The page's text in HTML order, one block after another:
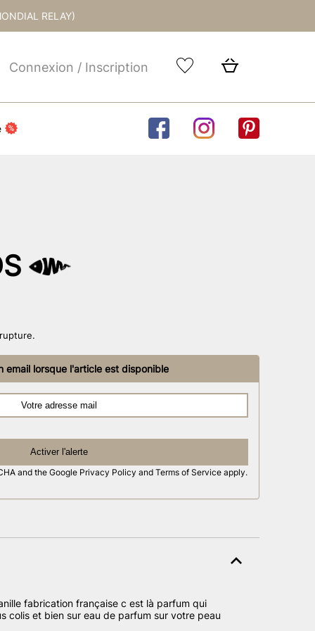
RELAY)
Connexion / Inscription
email lorsque l'article est disponible
Activer l'alerte
and the Google Privacy PolicyandTerms of Serviceapply.
fabrication française c est là parfum qui
colis et bien sur eau de parfum sur votre peau